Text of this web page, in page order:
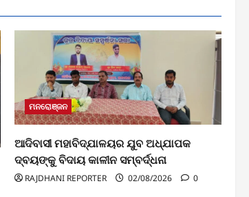
ମନରୋଞ୍ଜନ
ଆଦିବାସୀ ମହାବିଦ୍ଯାଳୟର ଯୁବ ଅଧ୍ଯାପକ
ଦ୍ବୟଙ୍କୁ ବିଦାୟ କାଳୀନ ସମ୍ବର୍ଦ୍ଧନା
RAJDHANI REPORTER 02/08/2026 0